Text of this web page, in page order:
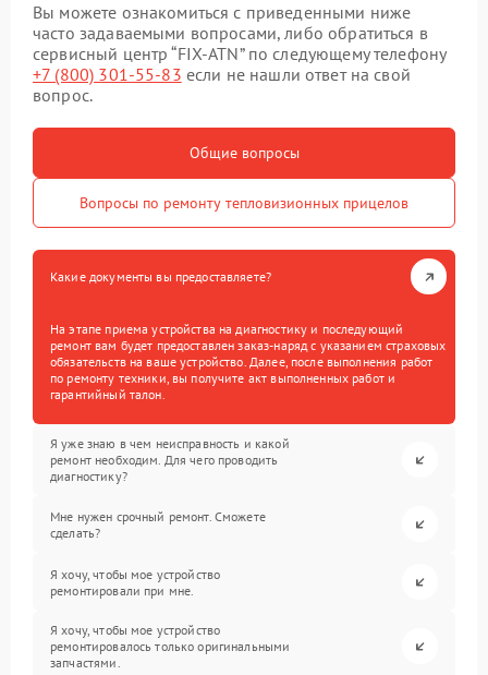
Вы можете ознакомиться с приведенными ниже
часто задаваемыми вопросами, либо обратиться в
сервисный центр “FIX-ATN” по следующему телефону
+7 (800) 301-55-83 если не нашли ответ на свой
вопрос.
Общие вопросы
Вопросы по ремонту тепловизионных прицелов
Какие документы вы предоставляете?
На этапе приема устройства на диагностику и последующий
ремонт вам будет предоставлен заказ-наряд с указанием страховых
обязательств на ваше устройство. Далее, после выполнения работ
по ремонту техники, вы получите акт выполненных работ и
гарантийный талон.
Я уже знаю в чем неисправность и какой
ремонт необходим. Для чего проводить
диагностику?
Мне нужен срочный ремонт. Сможете
сделать?
Я хочу, чтобы мое устройство
ремонтировали при мне.
Я хочу, чтобы мое устройство
ремонтировалось только оригинальными
запчастями.